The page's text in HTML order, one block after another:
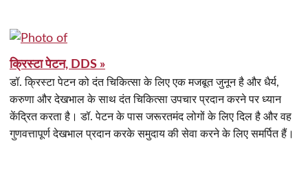
क्रिस्टा पेटन, DDS »
डॉ. क्रिस्टा पेटन को दंत चिकित्सा के लिए एक मजबूत जुनून है और धैर्य,
करुणा और देखभाल के साथ दंत चिकित्सा उपचार प्रदान करने पर ध्यान
केंद्रित करता है। डॉ. पेटन के पास जरूरतमंद लोगों के लिए दिल है और वह
गुणवत्तापूर्ण देखभाल प्रदान करके समुदाय की सेवा करने के लिए समर्पित हैं।